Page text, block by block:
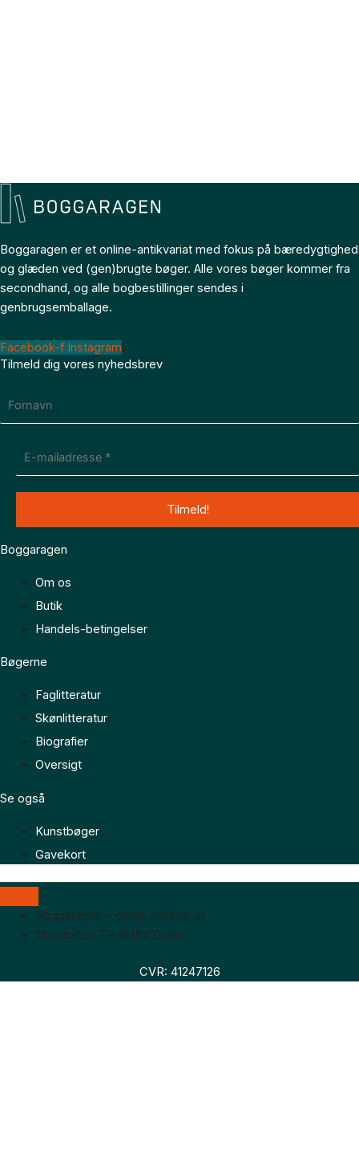
Boggaragen er et online-antikvariat med fokus på bæredygtighed
og glæden ved (gen)brugte bøger. Alle vores bøger kommer fra
secondhand, og alle bogbestillinger sendes i
genbrugsemballage.
Facebook-f Instagram
Tilmeld dig vores nyhedsbrev
Boggaragen
Om os
Butik
Handels-betingelser
Bøgerne
Faglitteratur
Skønlitteratur
Biografier
Oversigt
Se også
Kunstbøger
Gavekort
Boggaragen – online antikvariat
Marktoften 7H, 8464 Galten
CVR: 41247126